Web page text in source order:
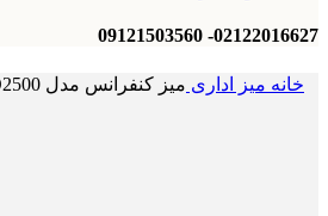
02122016627- 09121503560
خانه میز اداری میز کنفرانس مدل DCO2500